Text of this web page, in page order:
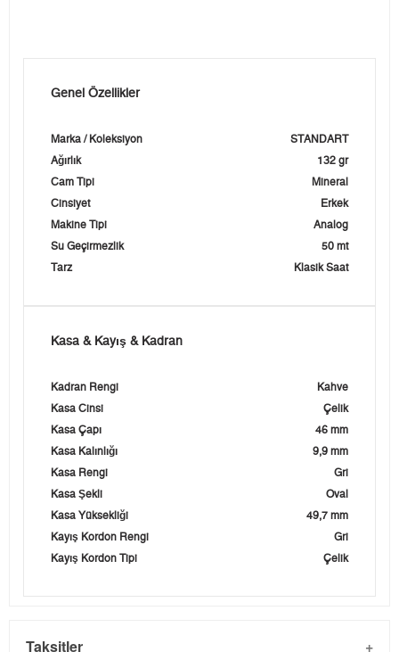
Genel Özellikler
Marka / Koleksiyon
STANDART
Ağırlık
132 gr
Cam Tipi
Mineral
Cinsiyet
Erkek
Makine Tipi
Analog
Su Geçirmezlik
50 mt
Tarz
Klasik Saat
Kasa & Kayış & Kadran
Kadran Rengi
Kahve
Kasa Cinsi
Çelik
Kasa Çapı
46 mm
Kasa Kalınlığı
9,9 mm
Kasa Rengi
Gri
Kasa Şekli
Oval
Kasa Yüksekliği
49,7 mm
Kayış Kordon Rengi
Gri
Kayış Kordon Tipi
Çelik
Taksitler